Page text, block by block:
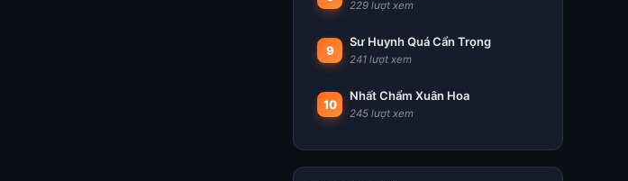
229 lượt xem
9
Sư Huynh Quá Cẩn Trọng
241 lượt xem
10
Nhất Chẩm Xuân Hoa
245 lượt xem